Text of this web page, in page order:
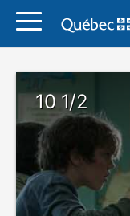
10 1/2